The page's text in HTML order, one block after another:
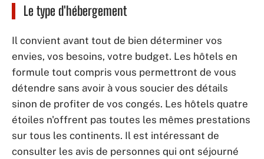
Le type d'hébergement
Il convient avant tout de bien déterminer vos
envies, vos besoins, votre budget. Les hôtels en
formule tout compris vous permettront de vous
détendre sans avoir à vous soucier des détails
sinon de profiter de vos congés. Les hôtels quatre
étoiles n'offrent pas toutes les mêmes prestations
sur tous les continents. Il est intéressant de
consulter les avis de personnes qui ont séjourné